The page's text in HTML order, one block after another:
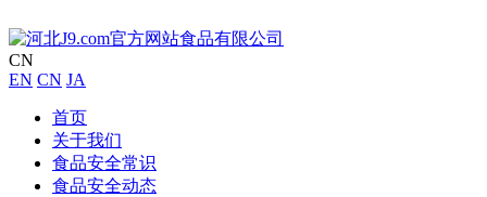
CN
EN CN JA
首页
关于我们
食品安全常识
食品安全动态